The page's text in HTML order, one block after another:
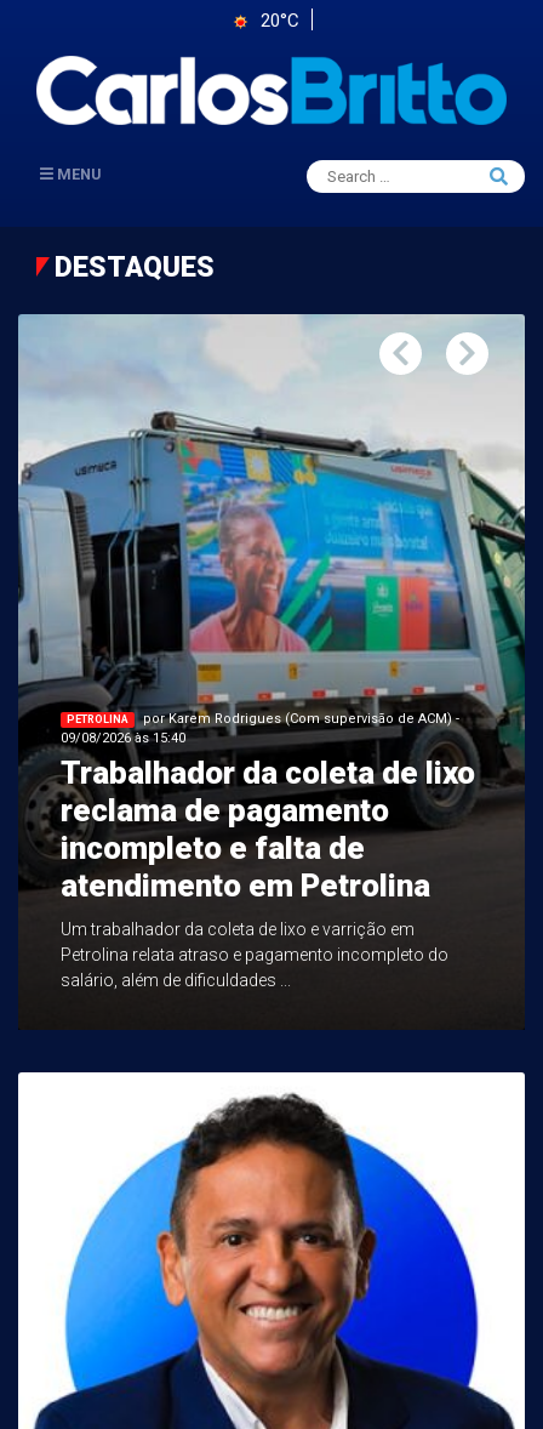
20°C
MENU
Search
for:
Search
DESTAQUES
PETROLINA
por Karem Rodrigues (Com supervisão de ACM) -
09/08/2026 às 15:40
Trabalhador da coleta de lixo
reclama de pagamento
incompleto e falta de
atendimento em Petrolina
Um trabalhador da coleta de lixo e varrição em
Petrolina relata atraso e pagamento incompleto do
salário, além de dificuldades ...